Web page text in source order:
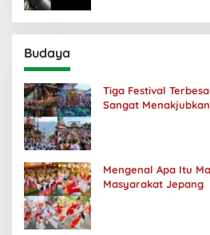
Budaya
Tiga Festival
Sangat Menakjubkan
Mengenal Apa Itu
Masyarakat Jepang